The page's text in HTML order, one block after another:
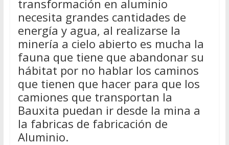
transformación en aluminio
necesita grandes cantidades de
energía y agua, al realizarse la
minería a cielo abierto es mucha la
fauna que tiene que abandonar su
hábitat por no hablar los caminos
que tienen que hacer para que los
camiones que transportan la
Bauxita puedan ir desde la mina a
la fabricas de fabricación de
Aluminio.